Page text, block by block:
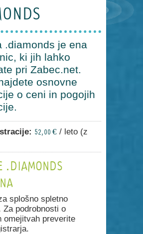
.diamonds je ena
ki jih lahko
pri Zabec.net.
osnovne
o ceni in pogojih
52,00 € / leto (z
.DIAMONDS
splošno spletno
Za podrobnosti o
omejitvah preverite